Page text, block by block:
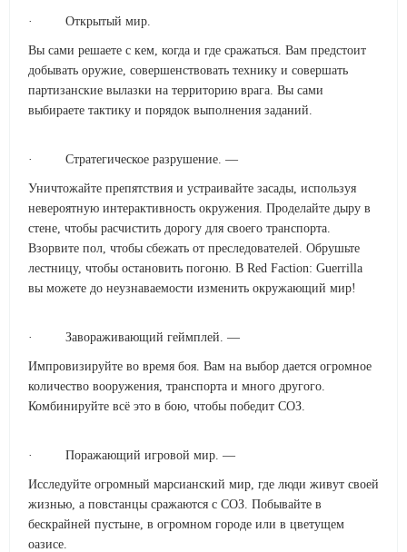
· Открытый мир.
Вы сами решаете с кем, когда и где сражаться. Вам предстоит
добывать оружие, совершенствовать технику и совершать
партизанские вылазки на территорию врага. Вы сами
выбираете тактику и порядок выполнения заданий.
· Стратегическое разрушение. —
Уничтожайте препятствия и устраивайте засады, используя
невероятную интерактивность окружения. Проделайте дыру в
стене, чтобы расчистить дорогу для своего транспорта.
Взорвите пол, чтобы сбежать от преследователей. Обрушьте
лестницу, чтобы остановить погоню. В Red Faction: Guerrilla
вы можете до неузнаваемости изменить окружающий мир!
· Завораживающий геймплей. —
Импровизируйте во время боя. Вам на выбор дается огромное
количество вооружения, транспорта и много другого.
Комбинируйте всё это в бою, чтобы победит СОЗ.
· Поражающий игровой мир. —
Исследуйте огромный марсианский мир, где люди живут своей
жизнью, а повстанцы сражаются с СОЗ. Побывайте в
бескрайней пустыне, в огромном городе или в цветущем
оазисе.